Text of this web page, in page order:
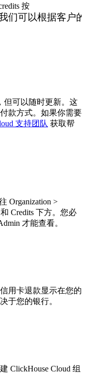
按
位开具发
完整
ClickHouse
credit 的部
需要按整
们可以根据客户的
但可以随时更新。这
款方式。如果你需要
支持团队 获取帮
Organization >
Credits 下方。您必
才能查看。
用卡退款显示在您的
于您的银行。
ClickHouse Cloud 组